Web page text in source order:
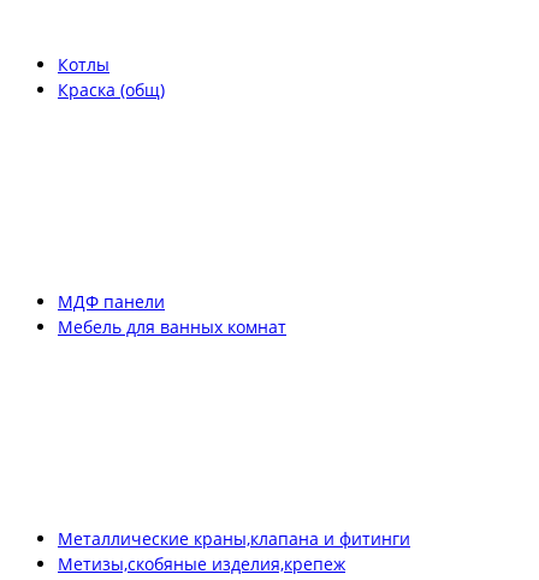
Котлы
Краска (общ)
МДФ панели
Мебель для ванных комнат
Металлические краны,клапана и фитинги
Метизы,скобяные изделия,крепеж